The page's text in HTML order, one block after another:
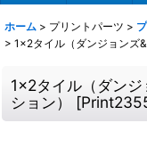
ホーム > プリントパーツ >
> 1x2タイル（ダンジョンズ
1x2タイル（ダン
ション）
[